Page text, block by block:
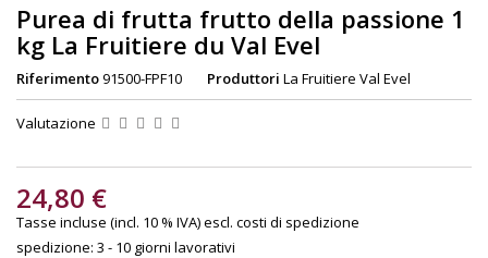
Purea di frutta frutto della passione 1
kg La Fruitiere du Val Evel
Riferimento91500-FPF10 Produttori La Fruitiere Val Evel
Valutazione
24,80 €
Tasse incluse (incl. 10 % IVA)escl. costi di spedizione
spedizione: 3 - 10 giorni lavorativi